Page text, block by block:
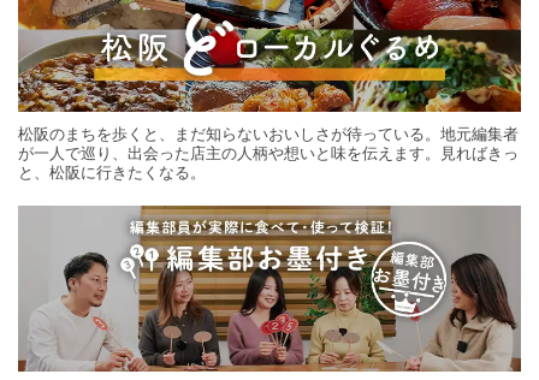
松阪のまちを歩くと、まだ知らないおいしさが待っている。地元編集者
が一人で巡り、出会った店主の人柄や想いと味を伝えます。見ればきっ
と、松阪に行きたくなる。